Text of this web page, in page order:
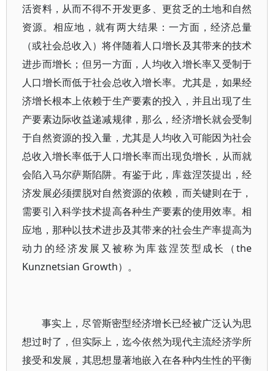
活资料，从而不得不开发更多、更贫乏的土地和自然
资源。相应地，就有两大结果：一方面，经济总量
（或社会总收入）将伴随着人口增长及其带来的技术
进步而增长；但另一方面，人均收入增长率又受制于
人口增长而低于社会总收入增长率。尤其是，如果经
济增长根本上依赖于生产要素的投入，并且出现了生
产要素边际收益递减规律，那么，经济增长就会受制
于自然资源的投入量，尤其是人均收入可能因为社会
总收入增长率低于人口增长率而出现负增长，从而就
会陷入马尔萨斯陷阱。有鉴于此，库兹涅茨提出，经
济发展必须摆脱对自然资源的依赖，而关键则在于，
需要引入科学技术提高各种生产要素的使用效率。相
应地，那种以技术进步及其带来的社会生产率提高为
动力的经济发展又被称为库兹涅茨型成长（the
Kunznetsian Growth）。
事实上，尽管斯密型经济增长已经被广泛认为思
想过时了，但实际上，迄今依然为现代主流经济学所
接受和发展，其思想显著地嵌入在各种内生性的平衡